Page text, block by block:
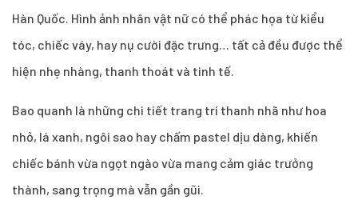
Hàn Quốc. Hình ảnh nhân vật nữ có thể phác họa từ kiểu
tóc, chiếc váy, hay nụ cười đặc trưng… tất cả đều được thể
hiện nhẹ nhàng, thanh thoát và tinh tế.
Bao quanh là những chi tiết trang trí thanh nhã như hoa
nhỏ, lá xanh, ngôi sao hay chấm pastel dịu dàng, khiến
chiếc bánh vừa ngọt ngào vừa mang cảm giác trưởng
thành, sang trọng mà vẫn gần gũi.